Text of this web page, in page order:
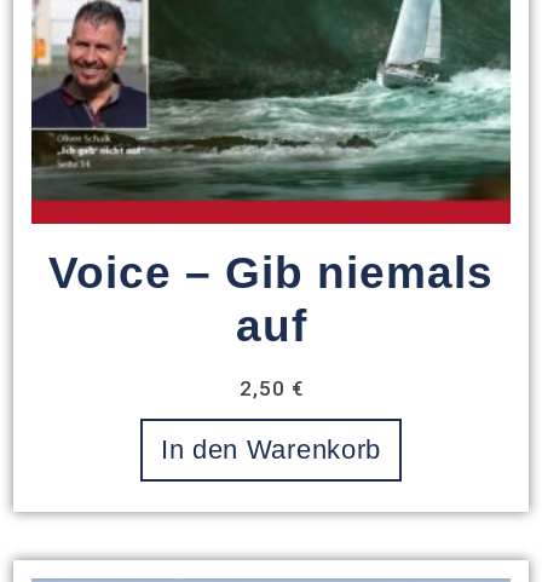
Voice – Gib niemals
auf
2,50 €
In den Warenkorb